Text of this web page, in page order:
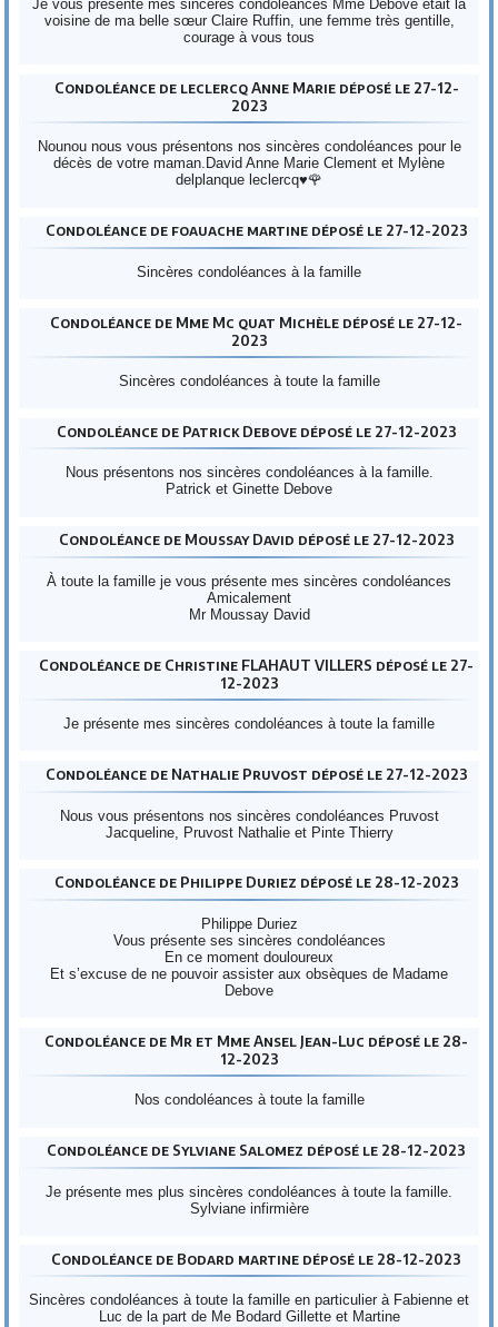
Je vous présente mes sincères condoléances Mme Debove était la
voisine de ma belle sœur Claire Ruffin, une femme très gentille,
courage à vous tous
Condoléance de leclercq Anne Marie déposé le 27-12-
2023
Nounou nous vous présentons nos sincères condoléances pour le
décès de votre maman.David Anne Marie Clement et Mylène
delplanque leclercq♥️🌹
Condoléance de foauache martine déposé le 27-12-2023
Sincères condoléances à la famille
Condoléance de Mme Mc quat Michèle déposé le 27-12-
2023
Sincères condoléances à toute la famille
Condoléance de Patrick Debove déposé le 27-12-2023
Nous présentons nos sincères condoléances à la famille.
Patrick et Ginette Debove
Condoléance de Moussay David déposé le 27-12-2023
À toute la famille je vous présente mes sincères condoléances
Amicalement
Mr Moussay David
Condoléance de Christine FLAHAUT VILLERS déposé le 27-
12-2023
Je présente mes sincères condoléances à toute la famille
Condoléance de Nathalie Pruvost déposé le 27-12-2023
Nous vous présentons nos sincères condoléances Pruvost
Jacqueline, Pruvost Nathalie et Pinte Thierry
Condoléance de Philippe Duriez déposé le 28-12-2023
Philippe Duriez
Vous présente ses sincères condoléances
En ce moment douloureux
Et s’excuse de ne pouvoir assister aux obsèques de Madame
Debove
Condoléance de Mr et Mme Ansel Jean-Luc déposé le 28-
12-2023
Nos condoléances à toute la famille
Condoléance de Sylviane Salomez déposé le 28-12-2023
Je présente mes plus sincères condoléances à toute la famille.
Sylviane infirmière
Condoléance de Bodard martine déposé le 28-12-2023
Sincères condoléances à toute la famille en particulier à Fabienne et
Luc de la part de Me Bodard Gillette et Martine